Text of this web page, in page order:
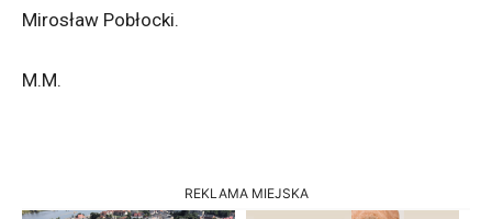
Mirosław Pobłocki.
M.M.
REKLAMA MIEJSKA